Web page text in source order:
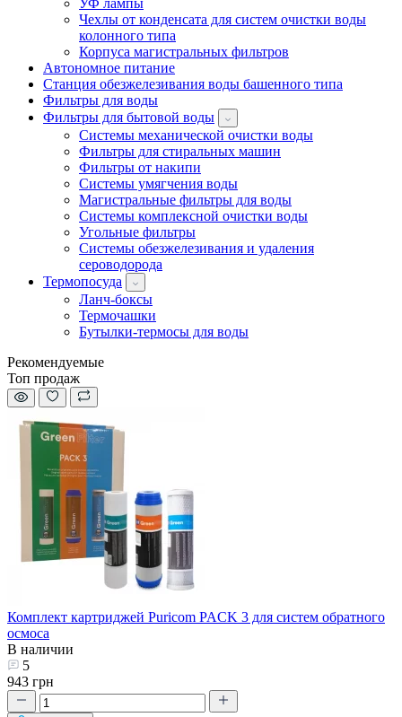
Чехлы от конденсата для систем очистки воды
колонного типа
Корпуса магистральных фильтров
Автономное питание
Станция обезжелезивания воды башенного типа
Фильтры для воды
Фильтры для бытовой воды
Системы механической очистки воды
Фильтры для стиральных машин
Фильтры от накипи
Системы умягчения воды
Магистральные фильтры для воды
Системы комплексной очистки воды
Угольные фильтры
Системы обезжелезивания и удаления
сероводорода
Термопосуда
Ланч-боксы
Термочашки
Бутылки-термосы для воды
Рекомендуемые
Топ продаж
Комплект картриджей Puricom PACK 3 для систем обратного
осмоса
В наличии
5
943 грн